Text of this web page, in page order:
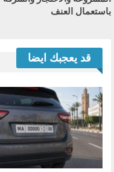
باستعمال العنف
قد يعجبك ايضا